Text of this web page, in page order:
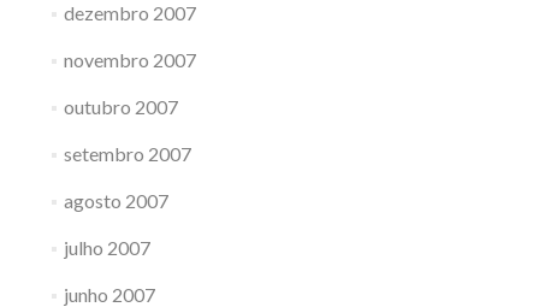
dezembro 2007
novembro 2007
outubro 2007
setembro 2007
agosto 2007
julho 2007
junho 2007